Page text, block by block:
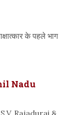
के पहले भाग
Nadu
Rajadurai &